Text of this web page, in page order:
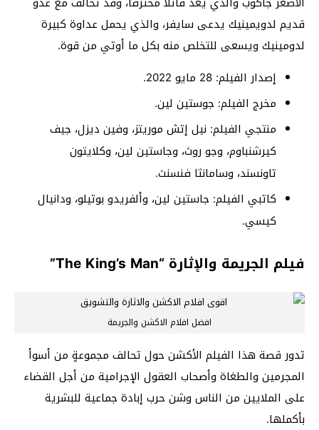
قديم لدويمينيك يدعى سايفر، والذي يحمل عداوة كبيرة
لدومينيك ويسعى للتخلص منه بكل ما أوتي من قوة.
إصدار الفيلم: 28 مايو 2022.
مخرج الفيلم: جوستين لين.
منتجي الفيلم: نيل إتش موريتز، وفين ديزل، جيف
كيرشنباوم، وجو روث، وجاستين لين، وكلايتون
تاونسند، وسامانثا فنسنت.
كاتبي الفيلم: جاستين لين، وألفريدو بوتيلو، ودانيال
كيسي.
فيلم الجريمة والإثارة “The King’s Man”
افضل افلام الاكشن والجريمة
تدور قصة هذا الفيلم الأكشن حول تحالف مجموعةٍ من أسوأ
المجرمين والطغاة وأصحاب العقول الإجرامية من أجل القضاء
على الملايين من الناس وشن حرب إبادة جماعية للبشرية
بأكملها.